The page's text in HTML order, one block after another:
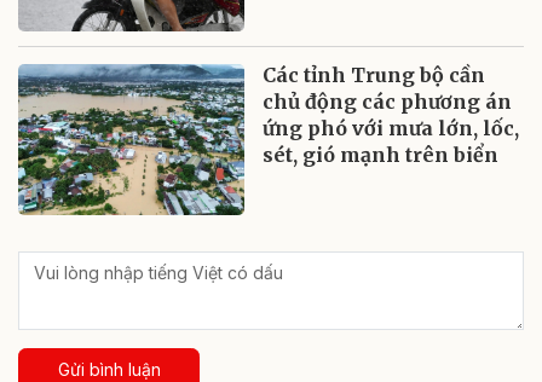
Các tỉnh Trung bộ cần
chủ động các phương án
ứng phó với mưa lớn, lốc,
sét, gió mạnh trên biển
Gửi bình luận